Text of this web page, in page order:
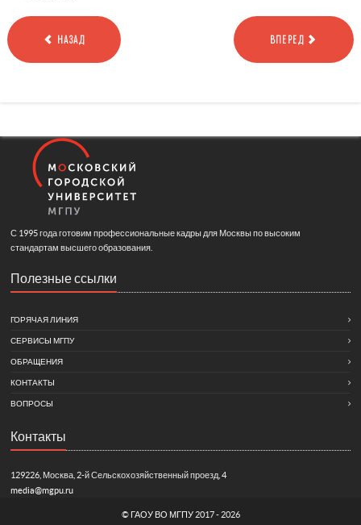
НАЗАД ВПЕРЕД
С 1995 года готовим профессиональные кадры для Москвы по высоким
стандартам высшего образования.
Полезные ссылки
ГОРЯЧАЯ ЛИНИЯ
СЕРВИСЫ МГПУ
ОБРАЩЕНИЯ
КОНТАКТЫ
ВОПРОСЫ
Контакты
129226, Москва, 2-й Сельскохозяйственный проезд, 4
media@mgpu.ru
© ГАОУ ВО МГПУ 2017 - 2026